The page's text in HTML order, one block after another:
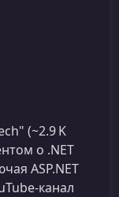
(~2.9 K
о .NET
ASP.NET
канал